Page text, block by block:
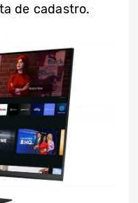
de cadastro.